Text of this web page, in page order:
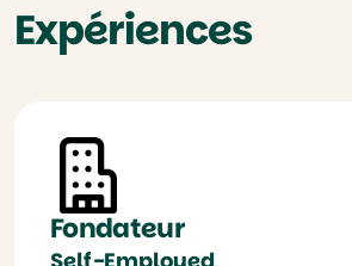
Expériences
Fondateur